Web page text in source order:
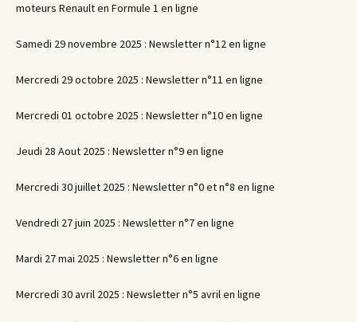
moteurs Renault en Formule 1 en ligne
Samedi 29 novembre 2025 : Newsletter n°12 en ligne
Mercredi 29 octobre 2025 : Newsletter n°11 en ligne
Mercredi 01 octobre 2025 : Newsletter n°10 en ligne
Jeudi 28 Aout 2025 : Newsletter n°9 en ligne
Mercredi 30 juillet 2025 : Newsletter n°0 et n°8 en ligne
Vendredi 27 juin 2025 : Newsletter n°7 en ligne
Mardi 27 mai 2025 : Newsletter n°6 en ligne
Mercredi 30 avril 2025 : Newsletter n°5 avril en ligne